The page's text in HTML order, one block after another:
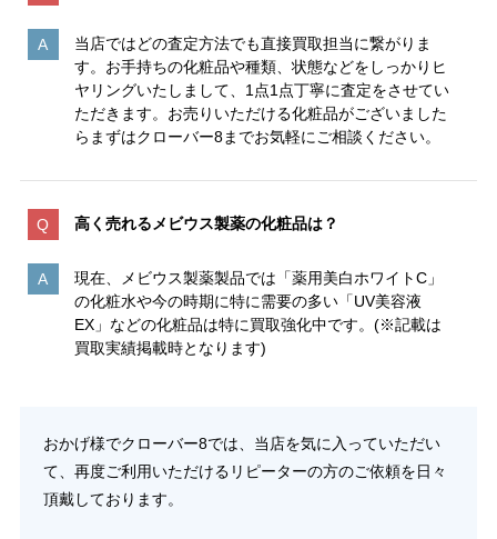
当店ではどの査定方法でも直接買取担当に繋がりま
す。お手持ちの化粧品や種類、状態などをしっかりヒ
ヤリングいたしまして、1点1点丁寧に査定をさせてい
ただきます。お売りいただける化粧品がございました
らまずはクローバー8までお気軽にご相談ください。
高く売れるメビウス製薬の化粧品は？
現在、メビウス製薬製品では「薬用美白ホワイトC」
の化粧水や今の時期に特に需要の多い「UV美容液
EX」などの化粧品は特に買取強化中です。(※記載は
買取実績掲載時となります)
おかげ様でクローバー8では、当店を気に入っていただい
て、再度ご利用いただけるリピーターの方のご依頼を日々
頂戴しております。